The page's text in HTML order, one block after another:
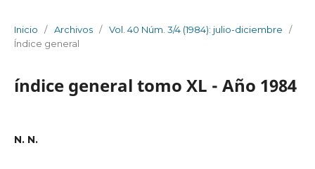
Inicio / Archivos / Vol. 40 Núm. 3/4 (1984): julio-diciembre
/
Índice general
índice general tomo XL - Año 1984
N. N.